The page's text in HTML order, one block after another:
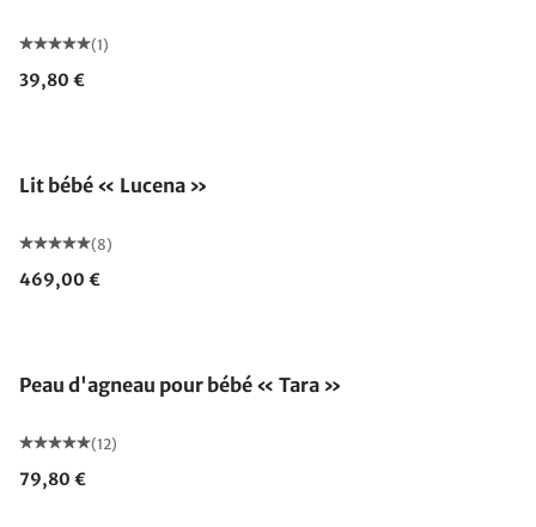
(1)
39,80 €
Lit bébé « Lucena »
(8)
469,00 €
Peau d'agneau pour bébé « Tara »
(12)
79,80 €